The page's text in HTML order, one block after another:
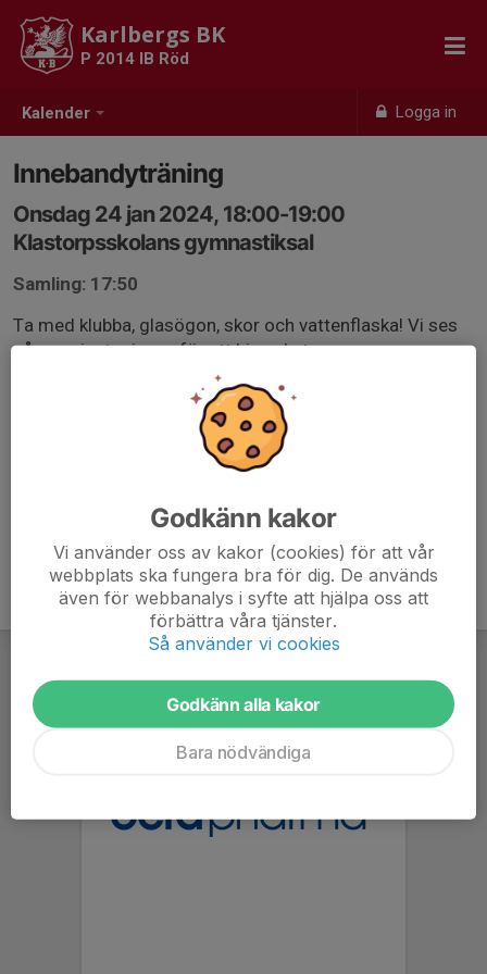
Kalender Logga in
Karlbergs BK
P 2014 IB Röd
Innebandyträning
Onsdag 24 jan 2024, 18:00-19:00
Klastorpsskolans gymnastiksal
Samling: 17:50
Ta med klubba, glasögon, skor och vattenflaska! Vi ses
några minuter innan för att hinna byta om.
Godkänn kakor
Vi använder oss av kakor (cookies) för att vår
webbplats ska fungera bra för dig. De används
även för webbanalys i syfte att hjälpa oss att
förbättra våra tjänster.
Så använder vi cookies
Godkänn alla kakor
Bara nödvändiga